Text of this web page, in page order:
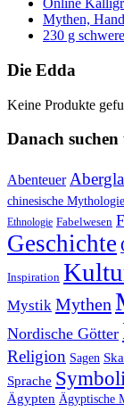
Online
Mythen,
230 g
Die Edda
Keine Produkte
Danach suchen
Abenteuer
chinesische Mythologie
Ethnologie Fabelwesen
Geschichte
Inspiration
Mystik Mythen
Nordische Götter
Religion Sagen
Sprache
Ägypten Ägyptische